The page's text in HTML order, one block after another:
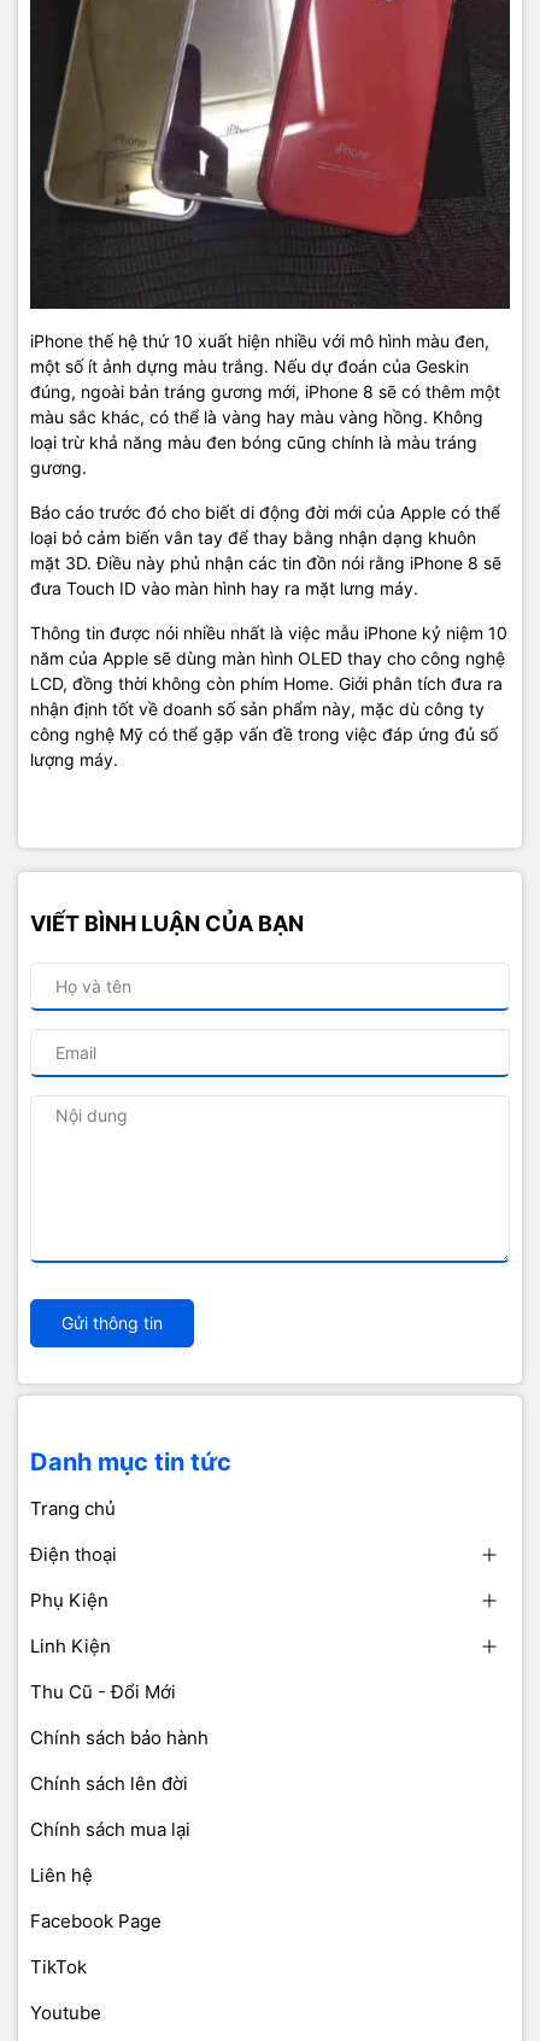
iPhone thế hệ thứ 10 xuất hiện nhiều với mô hình màu đen,
một số ít ảnh dựng màu trắng. Nếu dự đoán của Geskin
đúng, ngoài bản tráng gương mới, iPhone 8 sẽ có thêm một
màu sắc khác, có thể là vàng hay màu vàng hồng. Không
loại trừ khả năng màu đen bóng cũng chính là màu tráng
gương.
Báo cáo trước đó cho biết di động đời mới của Apple có thể
loại bỏ cảm biến vân tay để thay bằng nhận dạng khuôn
mặt 3D. Điều này phủ nhận các tin đồn nói rằng iPhone 8 sẽ
đưa Touch ID vào màn hình hay ra mặt lưng máy.
Thông tin được nói nhiều nhất là việc mẫu iPhone kỷ niệm 10
năm của Apple sẽ dùng màn hình OLED thay cho công nghệ
LCD, đồng thời không còn phím Home. Giới phân tích đưa ra
nhận định tốt về doanh số sản phẩm này, mặc dù công ty
công nghệ Mỹ có thể gặp vấn đề trong việc đáp ứng đủ số
lượng máy.
VIẾT BÌNH LUẬN CỦA BẠN
Gửi thông tin
Danh mục tin tức
Trang chủ
Điện thoại
Phụ Kiện
Linh Kiện
Thu Cũ - Đổi Mới
Chính sách bảo hành
Chính sách lên đời
Chính sách mua lại
Liên hệ
Facebook Page
TikTok
Youtube